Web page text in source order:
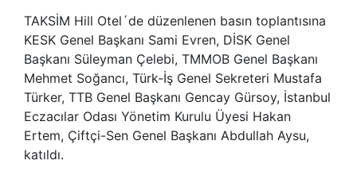
TAKSİM Hill Otel´de düzenlenen basın toplantısına
KESK Genel Başkanı Sami Evren, DİSK Genel
Başkanı Süleyman Çelebi, TMMOB Genel Başkanı
Mehmet Soğancı, Türk-İş Genel Sekreteri Mustafa
Türker, TTB Genel Başkanı Gencay Gürsoy, İstanbul
Eczacılar Odası Yönetim Kurulu Üyesi Hakan
Ertem, Çiftçi-Sen Genel Başkanı Abdullah Aysu,
katıldı.